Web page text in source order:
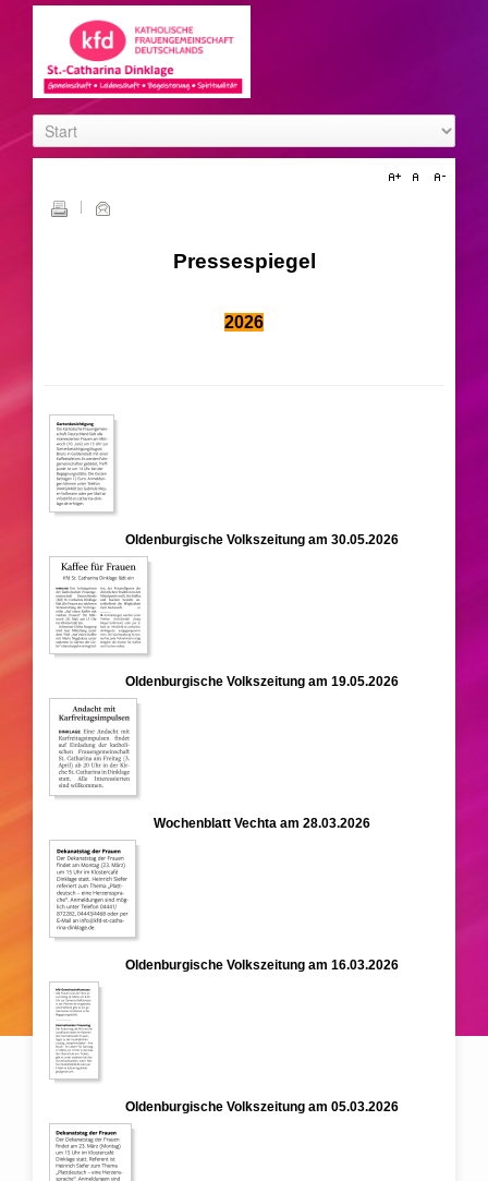
Pressespiegel
2026
Oldenburgische Volkszeitung am 30.05.2026
Oldenburgische Volkszeitung am 19.05.2026
Wochenblatt Vechta am 28.03.2026
Oldenburgische Volkszeitung am 16.03.2026
Oldenburgische Volkszeitung am 05.03.2026